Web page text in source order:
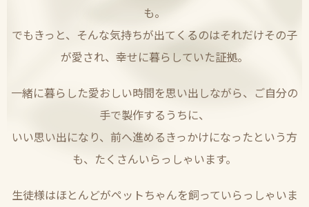
も。
でもきっと、そんな気持ちが出てくるのはそれだけその子
が愛され、幸せに暮らしていた証拠。
一緒に暮らした愛おしい時間を思い出しながら、ご自分の
手で製作するうちに、
いい思い出になり、前へ進めるきっかけになったという方
も、たくさんいらっしゃいます。
生徒様はほとんどがペットちゃんを飼っていらっしゃいま